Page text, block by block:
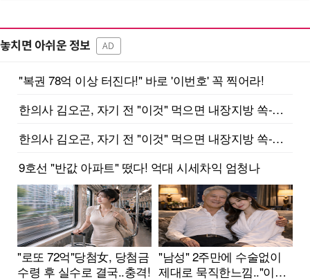
놓치면 아쉬운 정보 AD